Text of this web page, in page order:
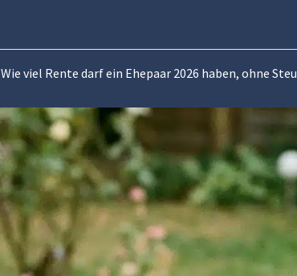
Wie viel Rente darf ein Ehepaar 2026 haben, ohne